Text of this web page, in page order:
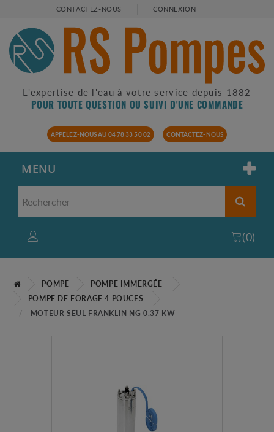
CONTACTEZ-NOUS CONNEXION
L'expertise de l'eau à votre service depuis 1882
POUR TOUTE QUESTION OU SUIVI D'UNE COMMANDE
APPELEZ-NOUS AU 04 78 33 50 02 CONTACTEZ-NOUS
MENU
(0)
POMPE
POMPE IMMERGÉE
POMPE DE FORAGE 4 POUCES
MOTEUR SEUL FRANKLIN NG 0.37 KW